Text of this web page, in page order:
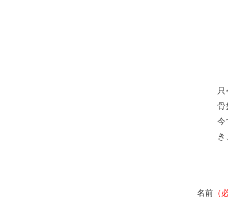
骨
今
名前 （